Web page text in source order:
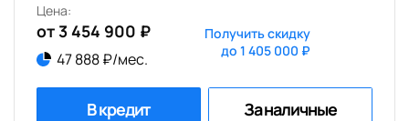
Цена:
от 3 454 900 ₽
47 888 ₽/мес.
Получить скидку
до 1 405 000 ₽
В кредит За наличные